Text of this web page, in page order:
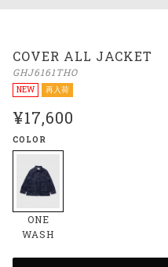
COVER ALL JACKET
GHJ6161THO
NEW 再入荷
¥17,600
COLOR
ONE
WASH